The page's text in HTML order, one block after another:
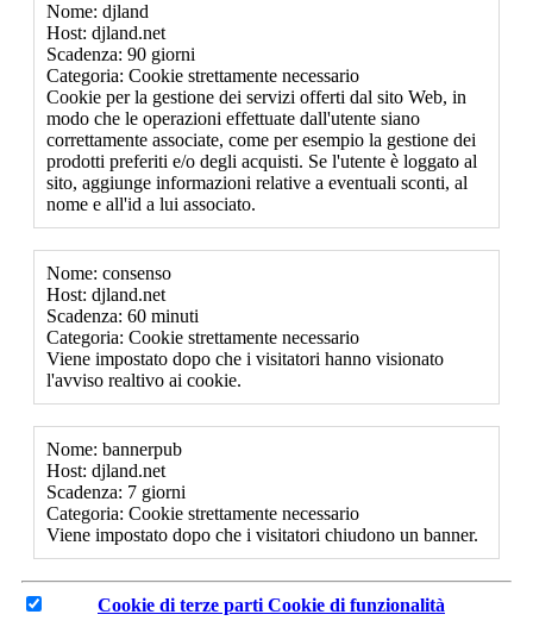
Nome: djland
Host: djland.net
Scadenza: 90 giorni
Categoria: Cookie strettamente necessario
Cookie per la gestione dei servizi offerti dal sito Web, in
modo che le operazioni effettuate dall'utente siano
correttamente associate, come per esempio la gestione dei
prodotti preferiti e/o degli acquisti. Se l'utente è loggato al
sito, aggiunge informazioni relative a eventuali sconti, al
nome e all'id a lui associato.
Nome: consenso
Host: djland.net
Scadenza: 60 minuti
Categoria: Cookie strettamente necessario
Viene impostato dopo che i visitatori hanno visionato
l'avviso realtivo ai cookie.
Nome: bannerpub
Host: djland.net
Scadenza: 7 giorni
Categoria: Cookie strettamente necessario
Viene impostato dopo che i visitatori chiudono un banner.
Cookie di terze parti Cookie di funzionalità